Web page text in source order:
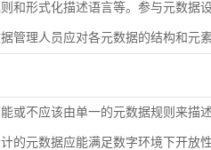
和形式化描述语言等。参与元数据
管理人员应对各元数据的结构和元
或不应该由单一的元数据规则来描
的元数据应能满足数字环境下开放